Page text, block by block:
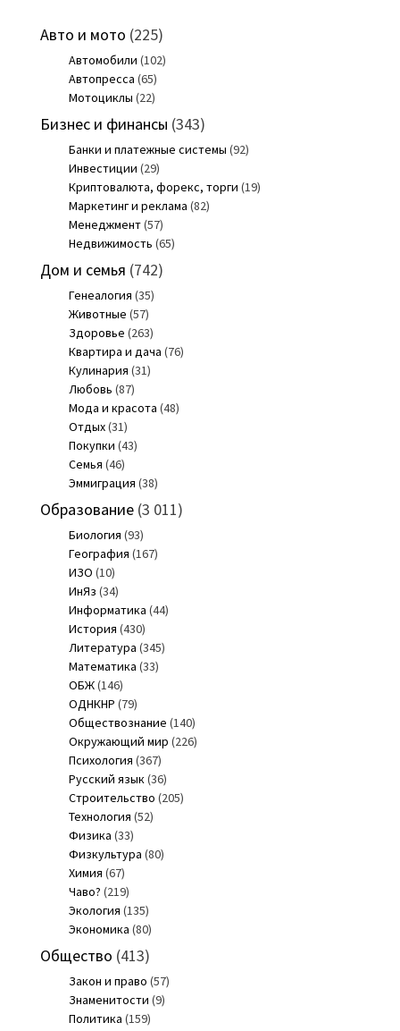
Авто и мото (225)
Автомобили (102)
Автопресса (65)
Мотоциклы (22)
Бизнес и финансы (343)
Банки и платежные системы (92)
Инвестиции (29)
Криптовалюта, форекс, торги (19)
Маркетинг и реклама (82)
Менеджмент(57)
Недвижимость (65)
Дом и семья (742)
Генеалогия (35)
Животные (57)
Здоровье (263)
Квартира и дача (76)
Кулинария (31)
Любовь (87)
Мода и красота (48)
Отдых(31)
Покупки (43)
Семья (46)
Эммиграция (38)
Образование(3 011)
Биология (93)
География (167)
ИЗО (10)
ИнЯз (34)
Информатика (44)
История (430)
Литература (345)
Математика (33)
ОБЖ(146)
ОДНКНР (79)
Обществознание (140)
Окружающий мир (226)
Психология (367)
Русский язык(36)
Строительство (205)
Технология (52)
Физика (33)
Физкультура (80)
Химия (67)
Чаво? (219)
Экология (135)
Экономика (80)
Общество (413)
Закон и право (57)
Знаменитости (9)
Политика (159)